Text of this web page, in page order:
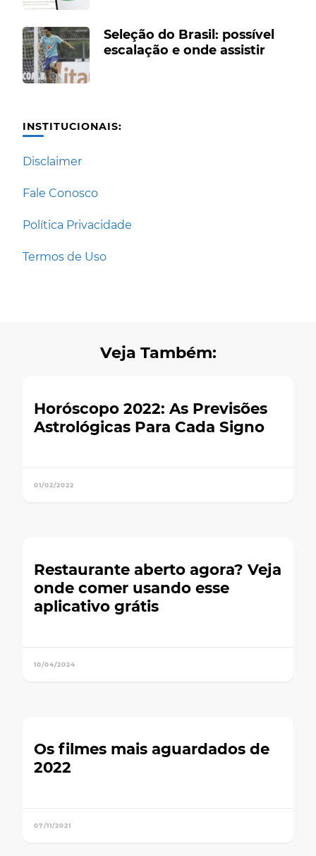
Seleção do Brasil: possível
escalação e onde assistir
INSTITUCIONAIS:
Disclaimer
Fale Conosco
Política Privacidade
Termos de Uso
Veja Também:
Horóscopo 2022: As Previsões
Astrológicas Para Cada Signo
01/02/2022
Restaurante aberto agora? Veja
onde comer usando esse
aplicativo grátis
10/04/2024
Os filmes mais aguardados de
2022
07/11/2021